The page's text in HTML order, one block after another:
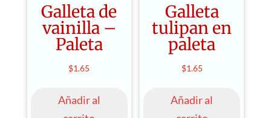
Galleta de
vainilla –
Paleta
$1.65
Añadir al
Galleta
tulipan en
paleta
$1.65
Añadir al